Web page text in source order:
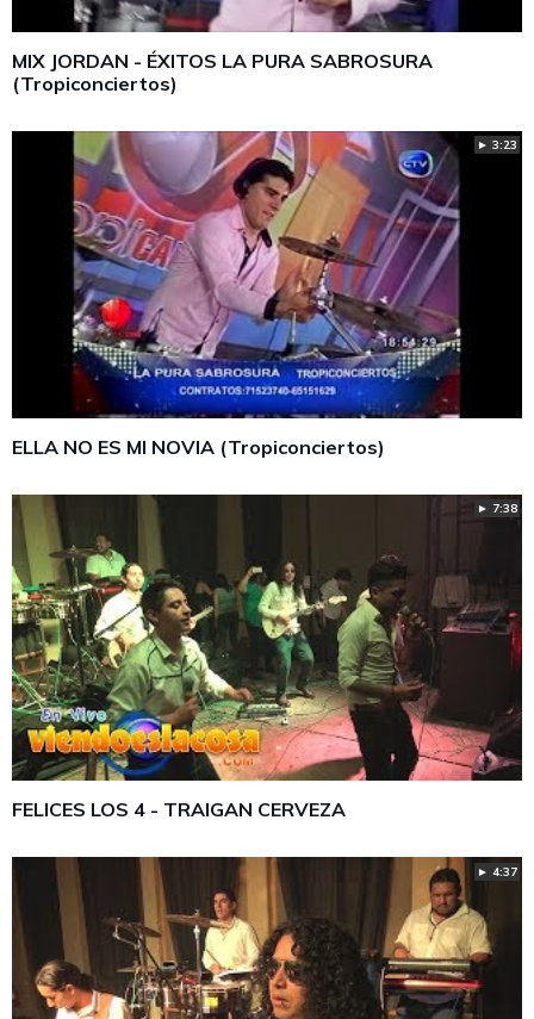
MIX JORDAN - ÉXITOS LA PURA SABROSURA
(Tropiconciertos)
► 3:23
ELLA NO ES MI NOVIA (Tropiconciertos)
► 7:38
FELICES LOS 4 - TRAIGAN CERVEZA
► 4:37